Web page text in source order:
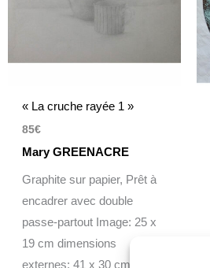
« La cruche rayée 1 »
85€
Mary GREENACRE
Graphite sur papier, Prêt à
encadrer avec double
passe-partout Image: 25 x
19 cm dimensions
externes: 41 x 30 cm